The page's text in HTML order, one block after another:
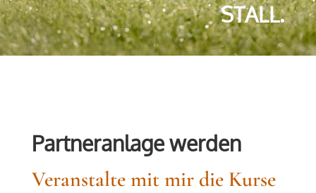
STALL.
Partneranlage werden
Veranstalte mit mir die Kurse